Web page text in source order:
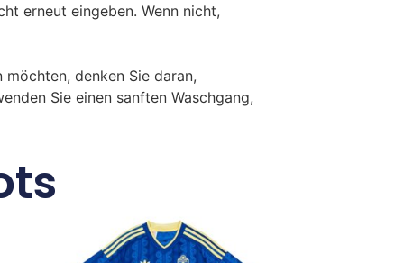
erneut eingeben. Wenn nicht,
denken Sie daran,
Sie einen sanften Waschgang,